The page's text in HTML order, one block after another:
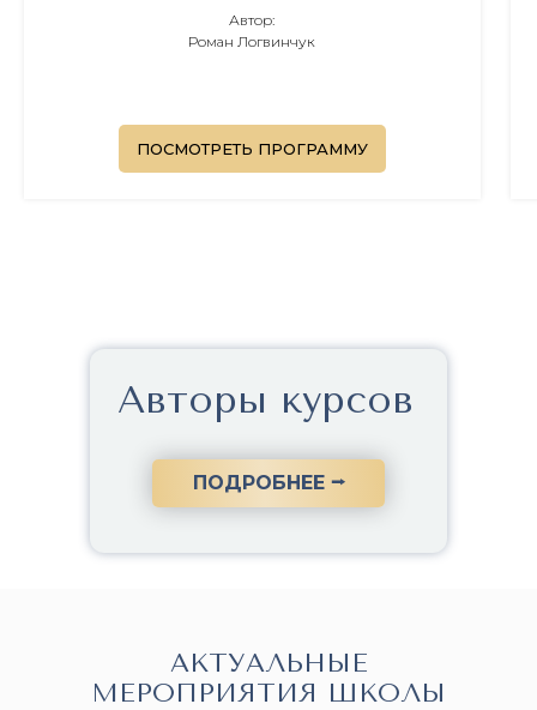
Автор:
Роман Логвинчук
ПОСМОТРЕТЬ ПРОГРАММУ
ПОДРОБНЕЕ ⭢
Авторы курсов
АКТУАЛЬНЫЕ
МЕРОПРИЯТИЯ ШКОЛЫ